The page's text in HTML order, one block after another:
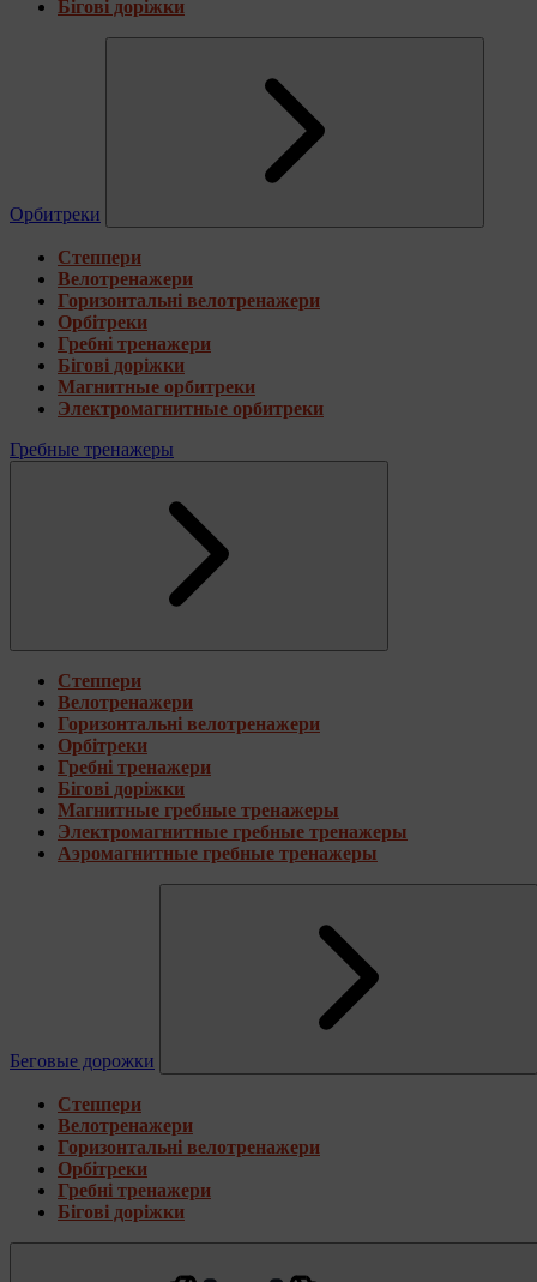
Бігові доріжки
Орбитреки
Степпери
Велотренажери
Горизонтальні велотренажери
Орбітреки
Гребні тренажери
Бігові доріжки
Магнитные орбитреки
Электромагнитные орбитреки
Гребные тренажеры
Степпери
Велотренажери
Горизонтальні велотренажери
Орбітреки
Гребні тренажери
Бігові доріжки
Магнитные гребные тренажеры
Электромагнитные гребные тренажеры
Аэромагнитные гребные тренажеры
Беговые дорожки
Степпери
Велотренажери
Горизонтальні велотренажери
Орбітреки
Гребні тренажери
Бігові доріжки